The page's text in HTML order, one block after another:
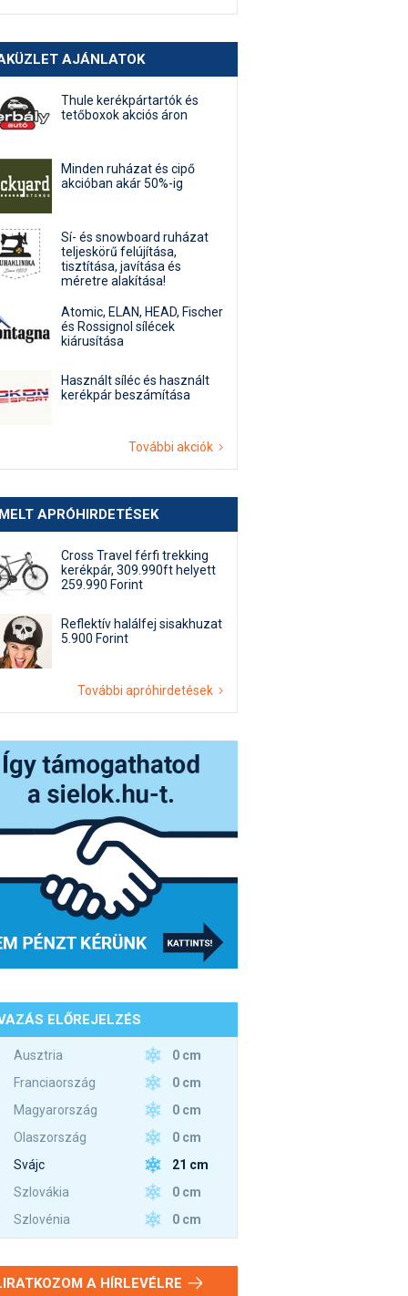
AJÁNLATOK
Thule kerékpártartók és
tetőboxok akciós áron
Minden ruházat és cipő
akcióban akár 50%-ig
Sí- és snowboard ruházat
teljeskörű felújítása,
tisztítása, javítása és
méretre alakítása!
Atomic, ELAN, HEAD, Fischer
és Rossignol sílécek
kiárusítása
Használt síléc és használt
kerékpár beszámítása
További akciók
APRÓHIRDETÉSEK
Cross Travel férfi trekking
kerékpár, 309.990ft helyett
259.990 Forint
Reflektív halálfej sisakhuzat
5.900 Forint
További apróhirdetések
ELŐREJELZÉS
Ausztria
0 cm
Franciaország
0 cm
Magyarország
0 cm
Olaszország
0 cm
Svájc
21 cm
Szlovákia
0 cm
Szlovénia
0 cm
A HÍRLEVÉLRE